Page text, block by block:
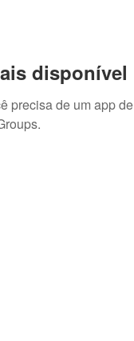
disponível
precisa de um app de